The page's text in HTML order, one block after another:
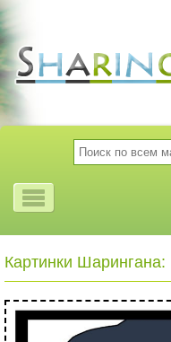
Картинки Шарингана: